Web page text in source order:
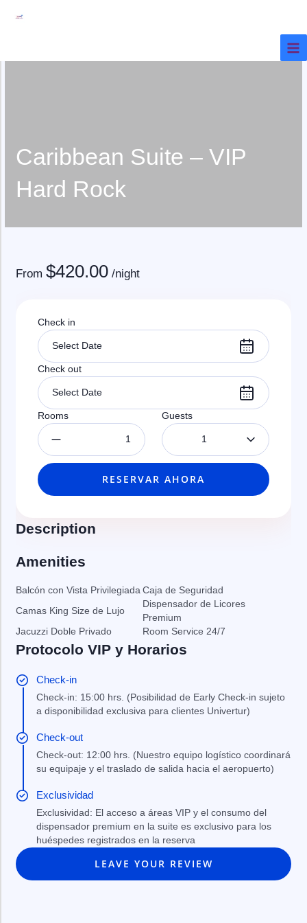
Caribbean Suite – VIP
Hard Rock
From$420.00 /night
Check in
Check out
Rooms Guests
1
RESERVAR AHORA
Description
Amenities
Balcón con Vista Privilegiada Caja de Seguridad
Camas King Size de Lujo
Dispensador de Licores
Premium
Jacuzzi Doble Privado
Room Service 24/7
Protocolo VIP y Horarios
Check-in
Check-in: 15:00 hrs. (Posibilidad de Early Check-in sujeto
a disponibilidad exclusiva para clientes Univertur)
Check-out
Check-out: 12:00 hrs. (Nuestro equipo logístico coordinará
su equipaje y el traslado de salida hacia el aeropuerto)
Exclusividad
Exclusividad: El acceso a áreas VIP y el consumo del
dispensador premium en la suite es exclusivo para los
huéspedes registrados en la reserva
LEAVE YOUR REVIEW